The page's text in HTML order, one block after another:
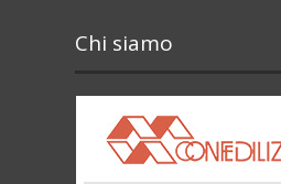
Chi siamo